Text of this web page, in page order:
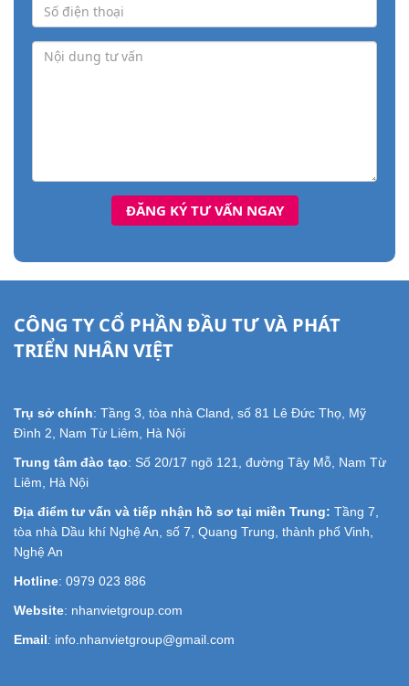
CÔNG TY CỔ PHẦN ĐẦU TƯ VÀ PHÁT
TRIỂN NHÂN VIỆT
Trụ sở chính: Tầng 3, tòa nhà Cland, số 81 Lê Đức Thọ, Mỹ
Đình 2, Nam Từ Liêm, Hà Nội
Trung tâm đào tạo: Số 20/17 ngõ 121, đường Tây Mỗ, Nam Từ
Liêm, Hà Nội
Địa điểm tư vấn và tiếp nhận hồ sơ tại miền Trung: Tầng 7,
tòa nhà Dầu khí Nghệ An, số 7, Quang Trung, thành phố Vinh,
Nghệ An
Hotline: 0979 023 886
Website: nhanvietgroup.com
Email: info.nhanvietgroup@gmail.com